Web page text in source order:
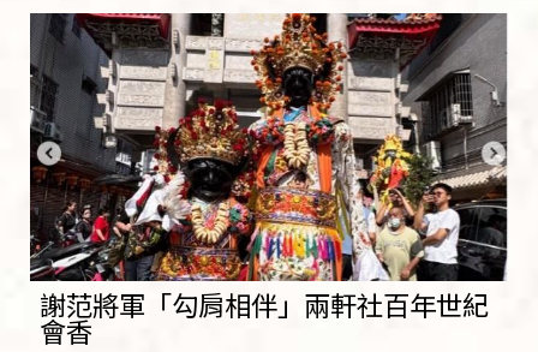
謝范將軍「勾肩相伴」兩軒社百年世紀
會香